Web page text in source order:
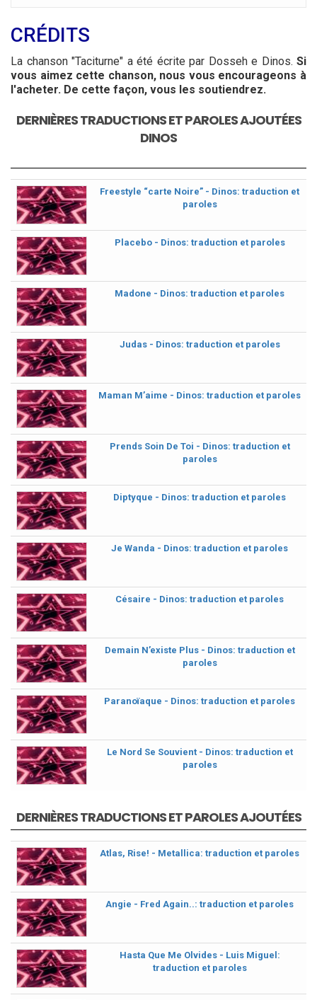
CRÉDITS
La chanson "Taciturne" a été écrite par Dosseh e Dinos. Si
vous aimez cette chanson, nous vous encourageons à
l'acheter. De cette façon, vous les soutiendrez.
DERNIÈRES TRADUCTIONS ET PAROLES AJOUTÉES
DINOS
Freestyle “carte Noire” - Dinos: traduction et
paroles
Placebo - Dinos: traduction et paroles
Madone - Dinos: traduction et paroles
Judas - Dinos: traduction et paroles
Maman M’aime - Dinos: traduction et paroles
Prends Soin De Toi - Dinos: traduction et
paroles
Diptyque - Dinos: traduction et paroles
Je Wanda - Dinos: traduction et paroles
Césaire - Dinos: traduction et paroles
Demain N’existe Plus - Dinos: traduction et
paroles
Paranoïaque - Dinos: traduction et paroles
Le Nord Se Souvient - Dinos: traduction et
paroles
DERNIÈRES TRADUCTIONS ET PAROLES AJOUTÉES
Atlas, Rise! - Metallica: traduction et paroles
Angie - Fred Again..: traduction et paroles
Hasta Que Me Olvides - Luis Miguel:
traduction et paroles